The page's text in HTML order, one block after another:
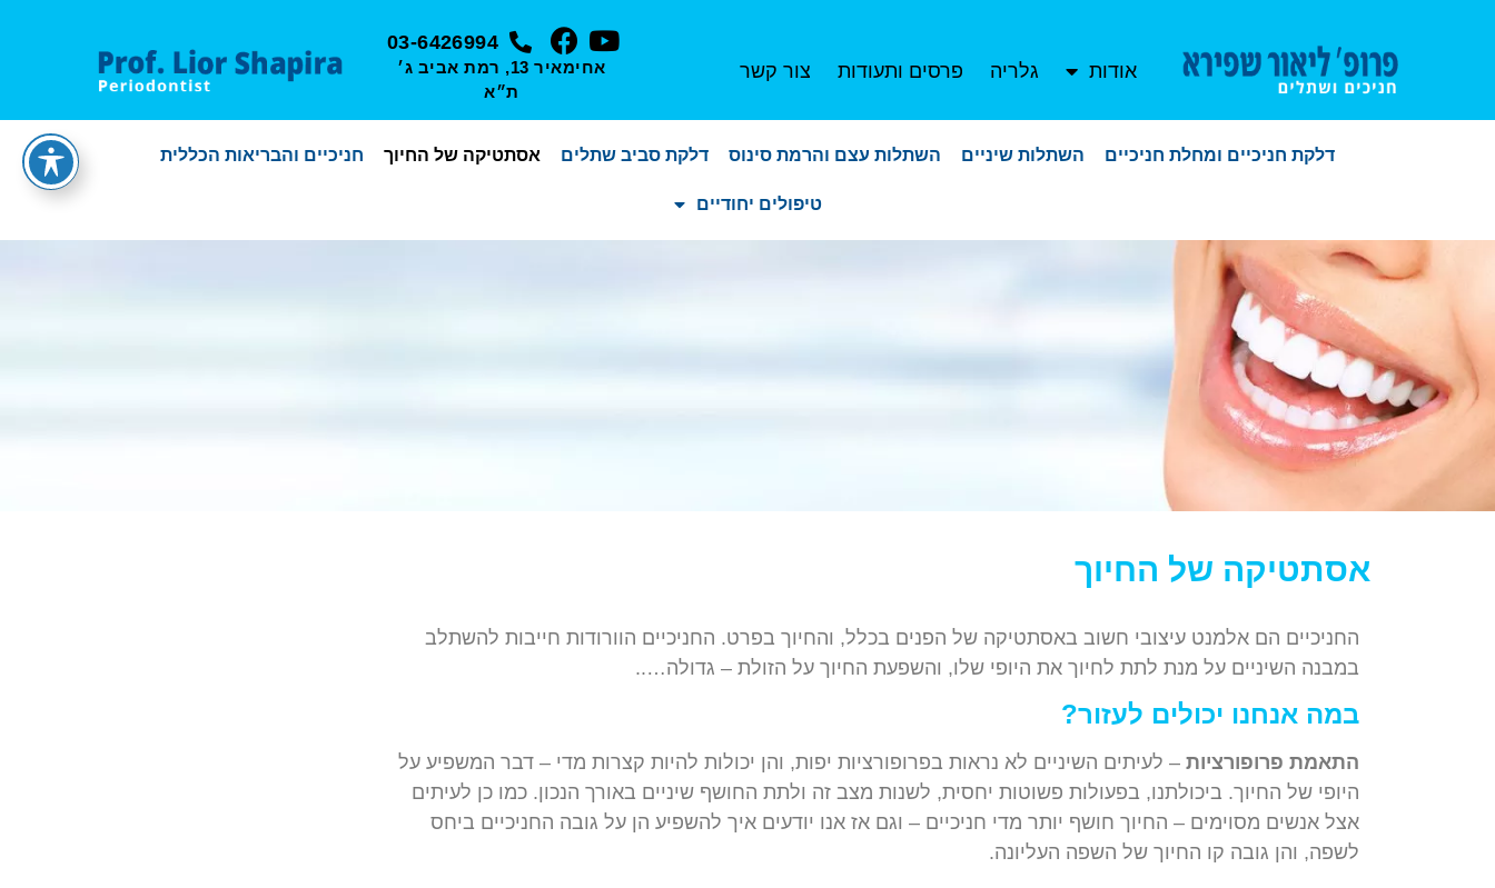
אודות גלריה פרסים ותעודות צור קשר
03-6426994
אחימאיר 13, רמת אביב ג׳
ת״א
דלקת חניכיים ומחלת חניכיים השתלות שיניים השתלות עצם והרמת סינוס דלקת סביב שתלים אסתטיקה של החיוך חניכיים והבריאות הכללית
טיפולים יחודיים
אסתטיקה של החיוך
החניכיים הם אלמנט עיצובי חשוב באסתטיקה של הפנים בכלל, והחיוך בפרט. החניכיים הוורודות חייבות להשתלב
במבנה השיניים על מנת לתת לחיוך את היופי שלו, והשפעת החיוך על הזולת – גדולה…..
במה אנחנו יכולים לעזור?
התאמת פרופורציות – לעיתים השיניים לא נראות בפרופורציות יפות, והן יכולות להיות קצרות מדי – דבר המשפיע על
היופי של החיוך. ביכולתנו, בפעולות פשוטות יחסית, לשנות מצב זה ולתת החושף שיניים באורך הנכון. כמו כן לעיתים
אצל אנשים מסוימים – החיוך חושף יותר מדי חניכיים – וגם אז אנו יודעים איך להשפיע הן על גובה החניכיים ביחס
לשפה, והן גובה קו החיוך של השפה העליונה.